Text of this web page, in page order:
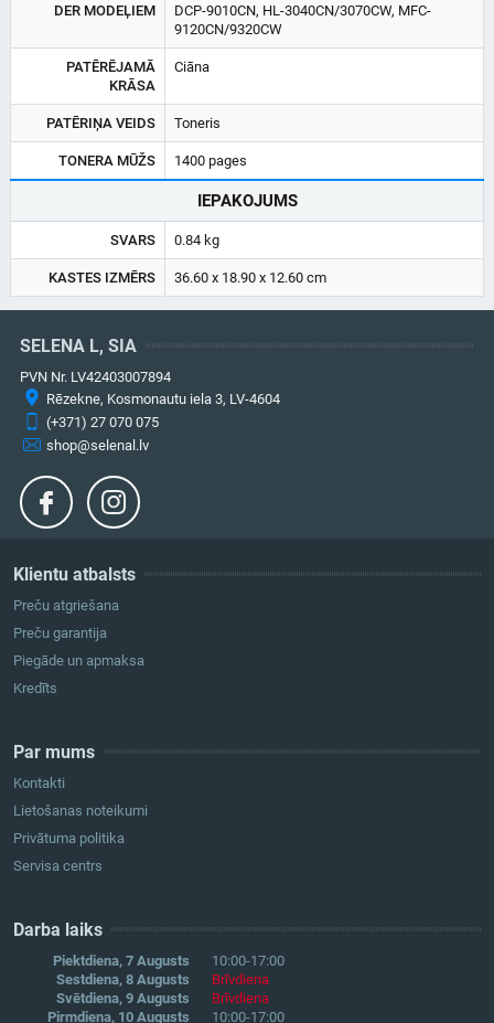
DER MODEĻIEM
DCP-9010CN, HL-3040CN/3070CW, MFC-
9120CN/9320CW
PATĒRĒJAMĀ
KRĀSA
Ciāna
PATĒRIŅA VEIDS Toneris
TONERA MŪŽS 1400 pages
IEPAKOJUMS
SVARS 0.84 kg
KASTES IZMĒRS 36.60 x 18.90 x 12.60 cm
Klientu atbalsts
Preču atgriešana
Preču garantija
Piegāde un apmaksa
Kredīts
Par mums
Kontakti
Lietošanas noteikumi
Privātuma politika
Servisa centrs
Darba laiks
Piektdiena, 7 Augusts
10:00-17:00
Sestdiena, 8 Augusts
Brīvdiena
Svētdiena, 9 Augusts
Brīvdiena
Pirmdiena, 10 Augusts
10:00-17:00
SELENA L, SIA
PVN Nr. LV42403007894
Rēzekne, Kosmonautu iela 3, LV-4604
(+371) 27 070 075
shop@selenal.lv